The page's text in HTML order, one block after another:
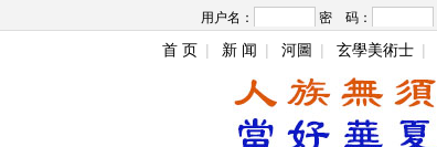
用户名： 密 码：
首 页 | 新 闻 | 河圖 | 玄學美術士 |